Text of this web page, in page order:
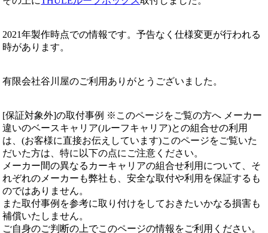
2021年製作時点での情報です。予告なく仕様変更が行われる
時があります。
有限会社谷川屋のご利用ありがとうございました。
[保証対象外]の取付事例 ※このページをご覧の方へ メーカー
違いのベースキャリア(ルーフキャリア)との組合せの利用
は、(お客様に直接お伝えしています)このページをご覧いた
だいた方は、特に以下の点にご注意ください。
メーカー間の異なるカーキャリアの組合せ利用について、そ
れぞれのメーカーも弊社も、安全な取付や利用を保証するも
のではありません。
また取付事例を参考に取り付けをしておきたいかなる損害も
補償いたしません。
ご自身のご判断の上でこのページの情報をご利用ください。